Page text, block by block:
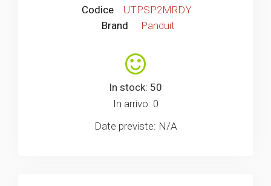
Codice
UTPSP2MRDY
Brand
Panduit
In stock: 50
In arrivo: 0
Date previste: N/A